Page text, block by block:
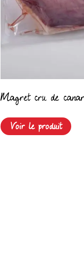
Magret cru de
Voir le produit